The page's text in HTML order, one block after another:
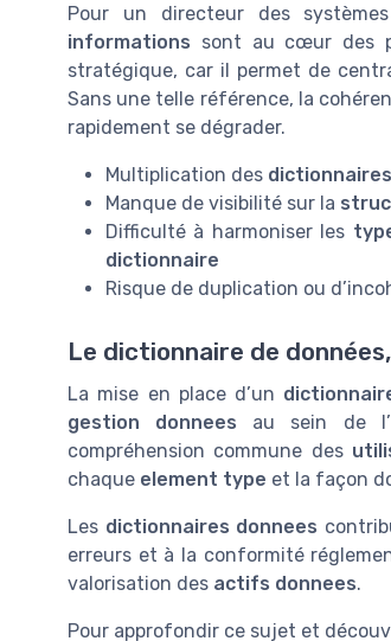
Pour un directeur des
informations sont au cœur des
stratégique, car il permet de
Sans une telle référence, la
rapidement se dégrader.
Multiplication des dictionnaires
Manque de visibilité sur la
Difficulté à harmoniser les
dictionnaire
Risque de duplication ou
Le dictionnaire de
La mise en place d’un
gestion donnees au sein de l’
compréhension commune des
chaque element type et la façon
Les dictionnaires donnees
erreurs et à la conformité
valorisation des actifs donnees.
Pour approfondir ce sujet et